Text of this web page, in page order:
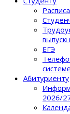
ЕГЭ
Абитуриенту
2026/